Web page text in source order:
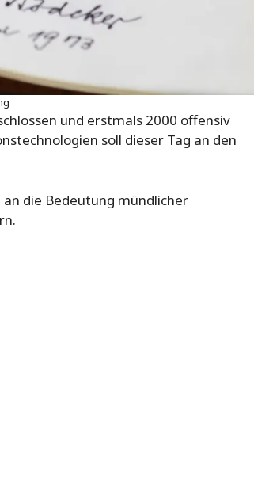
und erstmals 2000 offensiv
soll dieser Tag an den
die Bedeutung mündlicher